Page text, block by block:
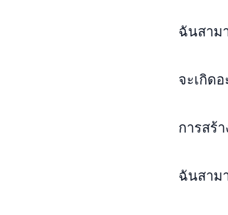
ฉันสาม
จะเกิด
การสร้
ฉันสาม